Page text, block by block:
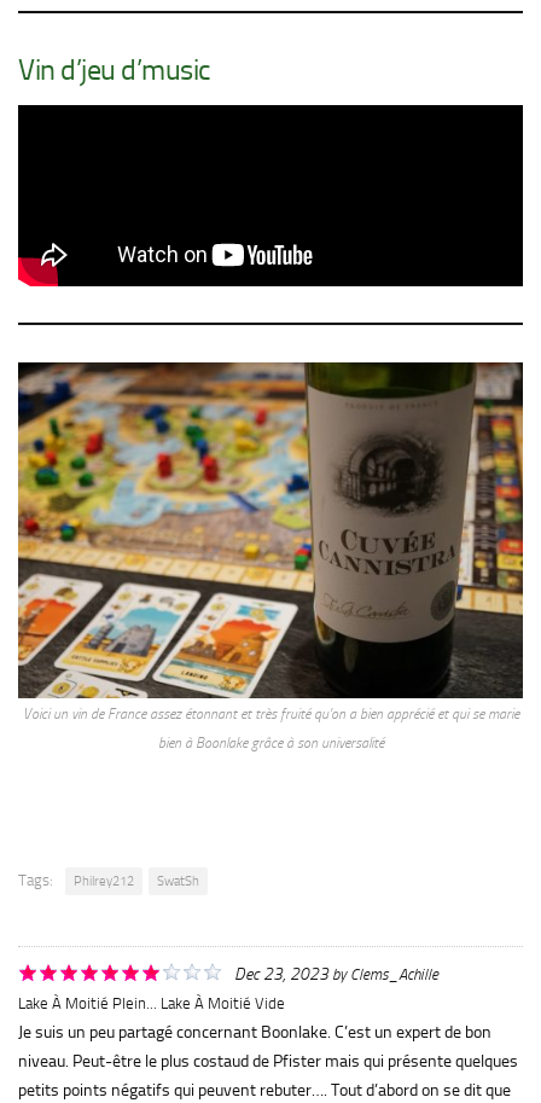
Vin d’jeu d’music
Voici un vin de France assez étonnant et très fruité qu’on a bien apprécié et qui se marie
bien à Boonlake grâce à son universalité
Tags: Philrey212 SwatSh
Dec 23, 2023by Clems_Achille
Lake À Moitié Plein... Lake À Moitié Vide
Je suis un peu partagé concernant Boonlake. C’est un expert de bon
niveau. Peut-être le plus costaud de Pfister mais qui présente quelques
petits points négatifs qui peuvent rebuter…. Tout d’abord on se dit que